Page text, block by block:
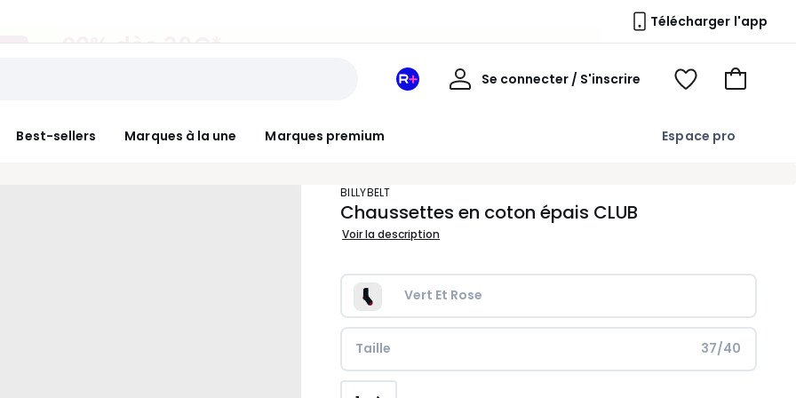
Télécharger l'app
Best-sellers Marques à la une Marques premium Espace pro
Mon
Se connecter / S'inscrire
Mon
Voir
Voir
BILLYBELT
Chaussettes en coton épais CLUB
Voir la description
Vert Et Rose
Taille 37/40